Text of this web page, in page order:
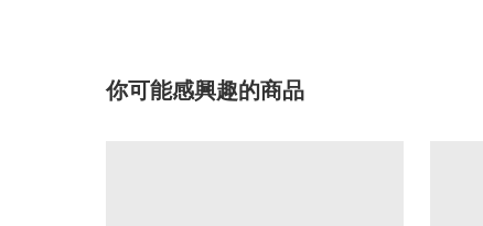
你可能感興趣的商品